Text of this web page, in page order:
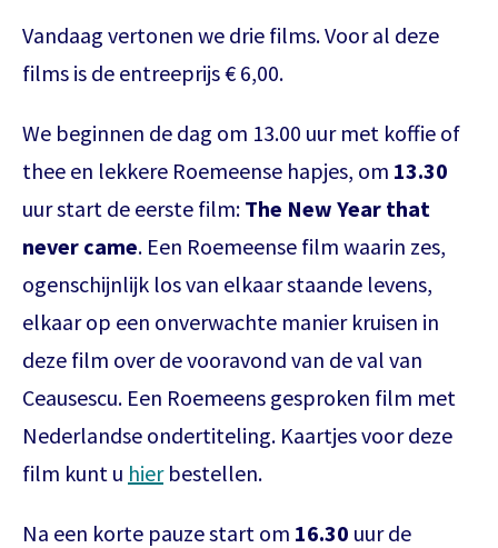
Vandaag vertonen we drie films. Voor al deze
films is de entreeprijs € 6,00.
We beginnen de dag om 13.00 uur met koffie of
thee en lekkere Roemeense hapjes, om 13.30
uur start de eerste film: The New Year that
never came. Een Roemeense film waarin zes,
ogenschijnlijk los van elkaar staande levens,
elkaar op een onverwachte manier kruisen in
deze film over de vooravond van de val van
Ceausescu. Een Roemeens gesproken film met
Nederlandse ondertiteling. Kaartjes voor deze
film kunt u hierbestellen.
Na een korte pauze start om 16.30 uur de